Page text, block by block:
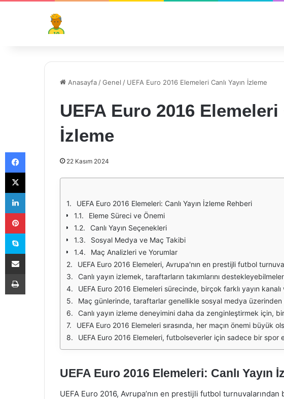
Anasayfa /Genel / UEFA Euro 2016 Elemeleri Canlı Yayın İzleme
UEFA Euro 2016 Elemeleri
İzleme
22 Kasım 2024
UEFA Euro 2016 Elemeleri: Canlı Yayın İzleme Rehberi
Eleme Süreci ve Önemi
Canlı Yayın Seçenekleri
Sosyal Medya ve Maç Takibi
Maç Analizleri ve Yorumlar
UEFA Euro 2016 Elemeleri, Avrupa'nın en prestijli futbol turnuvalarından biri olan Avrupa Şampiyonası'nın yolunu belirleyen önemli bir aşamadır. Bu elemeler, takımların turnuvaya katılma şansını elde edebilmek için mücadele ettikleri bir dizi maçtan oluşmaktadır. Her grup, takımların
Canlı yayın izlemek, taraftarların takımlarını destekleyebilmeleri için en etkili yoldur. Özellikle elemelerin kritik karşılaşmalarında, takımların son durumu ve performansları büyük önem taşır. Taraftarlar, bu maçları izleyerek hem takım ruhunu hisseder hem de
UEFA Euro 2016 Elemeleri sürecinde, birçok farklı yayın kanalı ve platform, maçların canlı yayın haklarını elinde bulundurmaktadır. Bu durum, izleyicilerin hangi kanaldan ya da platformdan maçları izleyebileceği konusunda
Maç günlerinde, taraftarlar genellikle sosyal medya üzerinden de etkileşimde bulunurlar. Canlı yayın esnasında, maçın gidişatını takip eden futbolseverler, yorumlarını ve düşüncelerini paylaşarak maçı daha keyifli hale
Canlı yayın izleme deneyimini daha da zenginleştirmek için, birçok platform çeşitli özellikler sunmaktadır. Örneğin, maçın tekrarını izleme, farklı açılardan görüntüleme veya istatistikleri takip etme imkânı sağlayan uygulamalar, futbolseverlerin maçları daha
UEFA Euro 2016 Elemeleri sırasında, her maçın önemi büyük olsa da, bazı karşılaşmalar daha fazla dikkat çekmektedir. Özellikle derbi niteliğindeki maçlar ya da uzun zamandır karşı karşıya gelmeyen takımlar arasındaki mücadeleler,
UEFA Euro 2016 Elemeleri, futbolseverler için sadece bir spor etkinliği değil, aynı zamanda sosyal bir deneyim sunmaktadır. Canlı yayınlar aracılığıyla izleyiciler, takımlarını destekleme fırsatı bulurken, futbolun
UEFA Euro 2016 Elemeleri: Canlı Yayın
UEFA Euro 2016, Avrupa’nın en prestijli futbol
Facebook
X
LinkedIn
Pinterest
Skype
E-Posta ile paylaş